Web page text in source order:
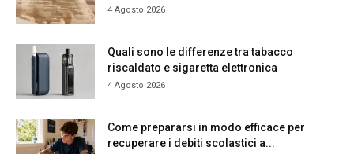
4 Agosto 2026
Quali sono le differenze tra tabacco
riscaldato e sigaretta elettronica
4 Agosto 2026
Come prepararsi in modo efficace per
recuperare i debiti scolastici a...